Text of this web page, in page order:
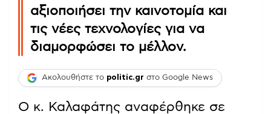
αξιοποιήσει την καινοτομία και
τις νέες τεχνολογίες για να
διαμορφώσει το μέλλον.
Ακολουθήστε το politic.gr στο Google News
Ο κ. Καλαφάτης αναφέρθηκε σε